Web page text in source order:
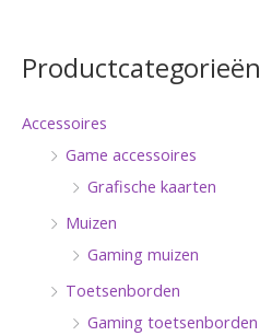
Productcategorieën
Accessoires
Game accessoires
Grafische kaarten
Muizen
Gaming muizen
Toetsenborden
Gaming toetsenborden